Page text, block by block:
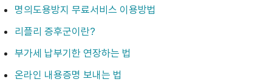
명의도용방지 무료서비스 이용방법
리플리 증후군이란?
부가세 납부기한 연장하는 법
온라인 내용증명 보내는 법